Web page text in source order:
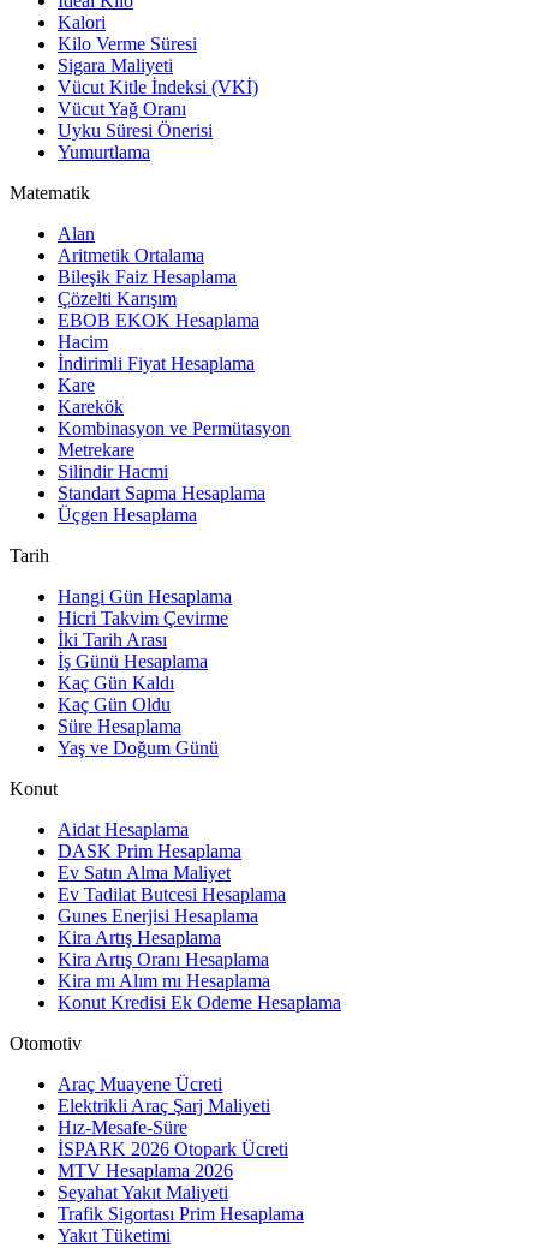
Kalori
Kilo Verme Süresi
Sigara Maliyeti
Vücut Kitle İndeksi (VKİ)
Vücut Yağ Oranı
Uyku Süresi Önerisi
Yumurtlama
Matematik
Alan
Aritmetik Ortalama
Bileşik Faiz Hesaplama
Çözelti Karışım
EBOB EKOK Hesaplama
Hacim
İndirimli Fiyat Hesaplama
Kare
Karekök
Kombinasyon ve Permütasyon
Metrekare
Silindir Hacmi
Standart Sapma Hesaplama
Üçgen Hesaplama
Tarih
Hangi Gün Hesaplama
Hicri Takvim Çevirme
İki Tarih Arası
İş Günü Hesaplama
Kaç Gün Kaldı
Kaç Gün Oldu
Süre Hesaplama
Yaş ve Doğum Günü
Konut
Aidat Hesaplama
DASK Prim Hesaplama
Ev Satın Alma Maliyet
Ev Tadilat Butcesi Hesaplama
Gunes Enerjisi Hesaplama
Kira Artış Hesaplama
Kira Artış Oranı Hesaplama
Kira mı Alım mı Hesaplama
Konut Kredisi Ek Odeme Hesaplama
Otomotiv
Araç Muayene Ücreti
Elektrikli Araç Şarj Maliyeti
Hız-Mesafe-Süre
İSPARK 2026 Otopark Ücreti
MTV Hesaplama 2026
Seyahat Yakıt Maliyeti
Trafik Sigortası Prim Hesaplama
Yakıt Tüketimi